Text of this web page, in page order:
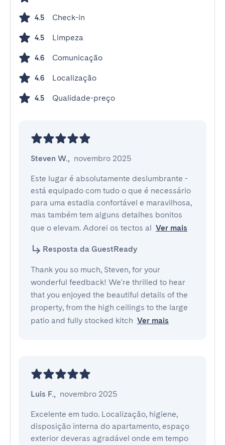
4.5 Check-in
4.5 Limpeza
4.6 Comunicação
4.6 Localização
4.5 Qualidade-preço
Steven W., novembro 2025
Este lugar é absolutamente deslumbrante -
está equipado com tudo o que é necessário
para uma estadia confortável e maravilhosa,
mas também tem alguns detalhes bonitos
que o elevam. Adorei os tectos al Ver mais
Resposta da GuestReady
Thank you so much, Steven, for your
wonderful feedback! We're thrilled to hear
that you enjoyed the beautiful details of the
property, from the high ceilings to the large
patio and fully stocked kitch Ver mais
Luis F., novembro 2025
Excelente em tudo. Localização, higiene,
disposição interna do apartamento, espaço
exterior deveras agradável onde em tempo